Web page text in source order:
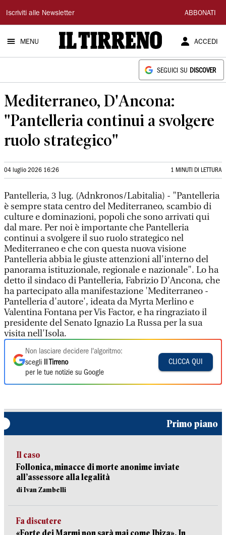
Il
Tirreno
Iscriviti alle Newsletter ABBONATI
MENU ACCEDI
SEGUICI SU DISCOVER
Mediterraneo, D'Ancona:
"Pantelleria continui a svolgere
ruolo strategico"
04 luglio 2026 16:26 1 MINUTI DI LETTURA
Pantelleria, 3 lug. (Adnkronos/Labitalia) - "Pantelleria
è sempre stata centro del Mediterraneo, scambio di
culture e dominazioni, popoli che sono arrivati qui
dal mare. Per noi è importante che Pantelleria
continui a svolgere il suo ruolo strategico nel
Mediterraneo e che con questa nuova visione
Pantelleria abbia le giuste attenzioni all'interno del
panorama istituzionale, regionale e nazionale". Lo ha
detto il sindaco di Pantelleria, Fabrizio D'Ancona, che
ha partecipato alla manifestazione 'Mediterraneo -
Pantelleria d'autore', ideata da Myrta Merlino e
Valentina Fontana per Vis Factor, e ha ringraziato il
presidente del Senato Ignazio La Russa per la sua
visita nell'Isola.
Non lasciare decidere l'algoritmo:
scegli
Il Tirreno
per le tue notizie su Google
CLICCA QUI
Primo piano
Il caso
Follonica, minacce di morte anonime inviate
all’assessore alla legalità
di Ivan Zambelli
Fa discutere